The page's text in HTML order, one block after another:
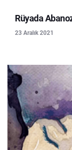
Rüyada
23 Aralık 2021